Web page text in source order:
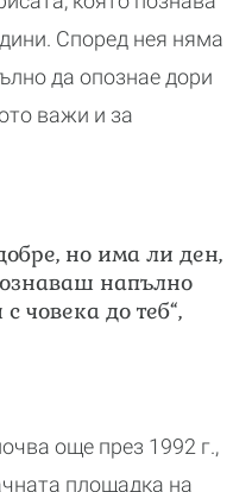
Според нея няма
да опознае дори
важи и за
но има ли ден,
напълно
човека до теб“,
още през 1992 г.,
площадка на